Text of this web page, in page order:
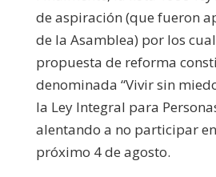
de aspiración (que fueron
de la Asamblea) por los
propuesta de reforma
denominada “Vivir sin
la Ley Integral para
alentando a no participar
próximo 4 de agosto.